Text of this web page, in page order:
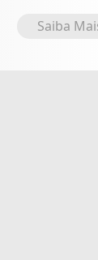
Saiba